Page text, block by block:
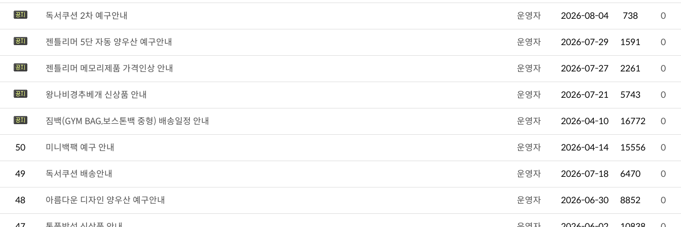
독서쿠션 2차 예구안내 운영자 2026-08-04 738 0
젠틀리머 5단 자동 양우산 예구안내 운영자 2026-07-29 1591 0
젠틀리머 메모리제품 가격인상 안내 운영자 2026-07-27 2261 0
왕나비경추베개 신상품 안내 운영자 2026-07-21 5743 0
짐백(GYM BAG,보스톤백 중형) 배송일정 안내 운영자 2026-04-10 16772 0
50 미니백팩 예구 안내 운영자 2026-04-14 15556 0
49 독서쿠션 배송안내 운영자 2026-07-18 6470 0
48 아름다운 디자인 양우산 예구안내 운영자 2026-06-30 8852 0